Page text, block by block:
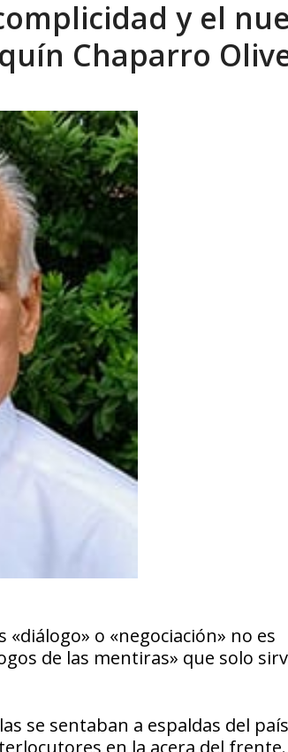
y el
Chaparro
o «negociación» no es
de las mentiras» que solo
se sentaban a espaldas del
en la acera del frente.